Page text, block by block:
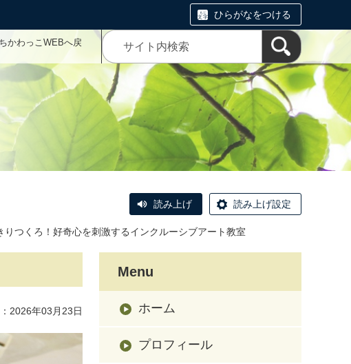
ひらがなをつける
かわっこWEBへ戻
読み上げ 読み上げ設定
りつくろ！好奇心を刺激するインクルーシブアート教室
2026年03月23日
Menu
ホーム
プロフィール